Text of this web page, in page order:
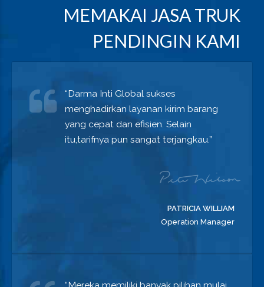
MEMAKAI JASA TRUK
PENDINGIN KAMI
“Darma Inti Global sukses
menghadirkan layanan kirim barang
yang cepat dan efisien. Selain
itu,tarifnya pun sangat terjangkau.”
PATRICIA WILLIAM
Operation Manager